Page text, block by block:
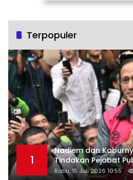
Terpopuler
1
Nadiem dan
Tindakan Pejabat
Rabu, 15 Juli 2026 10:55